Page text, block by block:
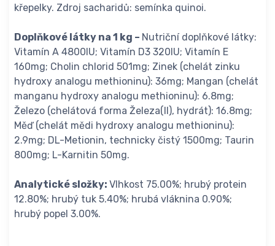
křepelky. Zdroj sacharidů: semínka quinoi.
Doplňkové látky na 1 kg – Nutriční doplňkové látky:
Vitamín A 4800IU; Vitamín D3 320IU; Vitamín E
160mg; Cholin chlorid 501mg; Zinek (chelát zinku
hydroxy analogu methioninu): 36mg; Mangan (chelát
manganu hydroxy analogu methioninu): 6.8mg;
Železo (chelátová forma Železa(II), hydrát): 16.8mg;
Měď (chelát mědi hydroxy analogu methioninu):
2.9mg; DL-Metionin, technicky čistý 1500mg; Taurin
800mg; L-Karnitin 50mg.
Analytické složky: Vlhkost 75.00%; hrubý protein
12.80%; hrubý tuk 5.40%; hrubá vláknina 0.90%;
hrubý popel 3.00%.